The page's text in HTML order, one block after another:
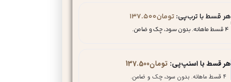
هر قسط با ترب‌پی:تومان137.500
۴ قسط ماهانه. بدون سود، چک و ضامن.
هر قسط با اسنپ‌پی: تومان137.500
۴ قسط ماهانه. بدون سود، چک و ضامن.